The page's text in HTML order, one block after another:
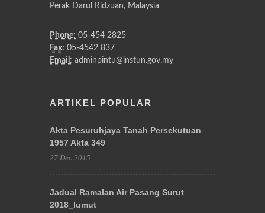
Perak Darul Ridzuan, Malaysia
Phone: 05-454 2825
Fax: 05-4542 837
Email: adminpintu@instun.gov.my
ARTIKEL POPULAR
Akta Pesuruhjaya Tanah Persekutuan
1957 Akta 349
27 Dec 2015
Jadual Ramalan Air Pasang Surut
2018_lumut